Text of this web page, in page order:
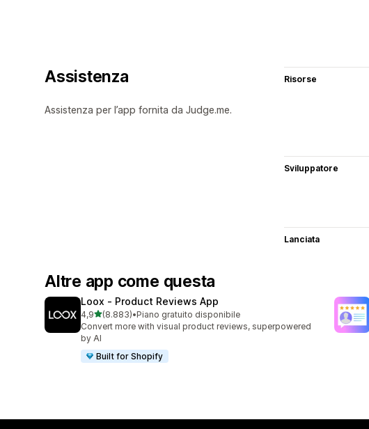
Assistenza
Assistenza per l’app fornita da Judge.me.
Risorse
Sviluppatore
Lanciata
Altre app come questa
Loox ‑ Product Reviews App
4,9stelle su 5
(8.883)
8883 recensioni totali
•Piano gratuito disponibile
Convert more with visual product reviews, superpowered
by AI
Built for Shopify